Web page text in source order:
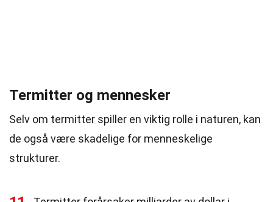
Termitter og mennesker
Selv om termitter spiller en viktig rolle i naturen, kan
de også være skadelige for menneskelige
strukturer.